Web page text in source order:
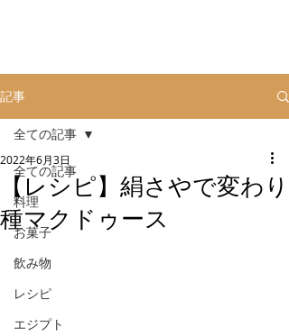
記事
全ての記事
料理
お菓子
飲み物
レシピ
エジプト
全ての記事
【レシピ】絹さやで変わり
種マクドゥース
2022年6月3日